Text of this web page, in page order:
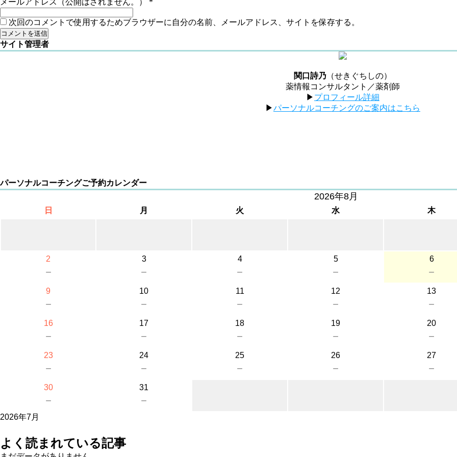
メールアドレス（公開はされません。） *
次回のコメントで使用するためブラウザーに自分の名前、メールアドレス、サイトを保存する。
サイト管理者
関口詩乃 （せきぐちしの）
薬情報コンサルタント／薬剤師
▶︎ プロフィール詳細
▶︎パーソナルコーチングのご案内はこちら
パーソナルコーチングご予約カレンダー
2026年8月
日 月 火 水 木
2
－
3
－
4
－
5
－
6
－
9
－
10
－
11
－
12
－
13
－
16
－
17
－
18
－
19
－
20
－
23
－
24
－
25
－
26
－
27
－
30
－
31
－
2026年7月
よく読まれている記事